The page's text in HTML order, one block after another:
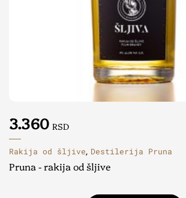
3.360 RSD
Rakija od šljive, Destilerija Pruna
Pruna - rakija od šljive